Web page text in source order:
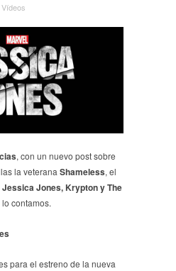
Ví­deos
, con un nuevo post sobre
la veterana Shameless, el
Jessica Jones, Krypton y The
contamos.
para el estreno de la nueva